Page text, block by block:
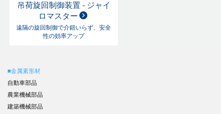
吊荷旋回制御装置 - ジャイ
ロマスター
遠隔の旋回制御で介錯いらず、安全
性の効率アップ
■金属素形材
自動車部品
農業機械部品
建築機械部品